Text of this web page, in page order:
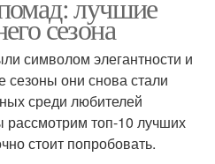
сезона
символом элегантности и
сезоны они снова стали
среди любителей
рассмотрим топ-10 лучших
стоит попробовать.